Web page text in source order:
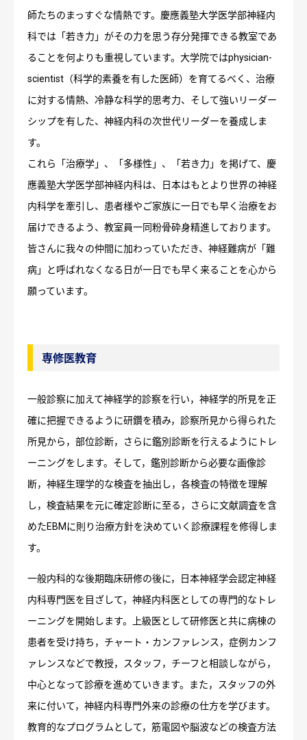
師たちのまっすぐな情熱です。慶應義塾大学医学部神経内
科では「若き力」がその力を思う存分発揮できる教室であ
ることを何よりも重視しています。大学院ではphysician-
scientist（科学的素養を有した医師）を育てるべく、治療
に対する情熱、冷静な科学的思考力、そして強いリーダー
シップを有した、神経内科の次世代リーダーを養成しま
す。
これら「治療学」、「多様性」、「若き力」を掲げて、慶
應義塾大学医学部神経内科は、日本はもとより世界の神経
内科学を牽引し、患者様やご家族に一日でも早く治療をお
届けできるよう、教室員一同粉骨砕身精進しております。
皆さんに我々の仲間に加わっていただき、神経難病が「難
病」と呼ばれなくなる日が一日でも早く来ることを心から
願っています。
専修医教育
一般診察に加えて神経学的診察を行い，神経学的所見を正
確に把握できるように研鑽を積み，診察所見から得られた
所見から，部位診断，さらに鑑別診断を行えるようにトレ
ーニングをします。そして，鑑別診断から必要な画像診
断，神経生理学的な検査を抽出し，各検査の特徴を理解
し，検査結果を元に確定診断に至る，さらに文献調査を含
めたEBMに則り治療方針を決めていく診療課程を修得しま
す。
一般内科的な後期臨床研修の後に，日本神経学会認定神経
内科専門医を目ざして，神経内科医としての専門的なトレ
ーニングを開始します。上級医として研修医と共に病棟の
患者を受け持ち，チャート・カンファレンス，症例カンフ
ァレンスなどで教授，スタッフ，チーフと相談しながら，
中心となって診療を進めていきます。また，スタッフの外
来に付いて，神経内科専門外来の診療の仕方を学びます。
教育的なプログラムとして，筋電図や脳波などの検査方法